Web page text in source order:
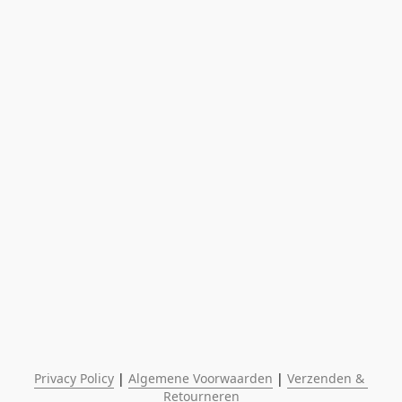
Privacy Policy | Algemene Voorwaarden | Verzenden &
Retourneren